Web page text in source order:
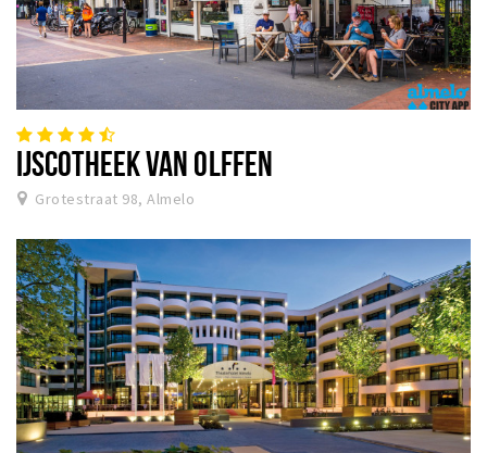
IJSCOTHEEK VAN OLFFEN
Grotestraat 98, Almelo